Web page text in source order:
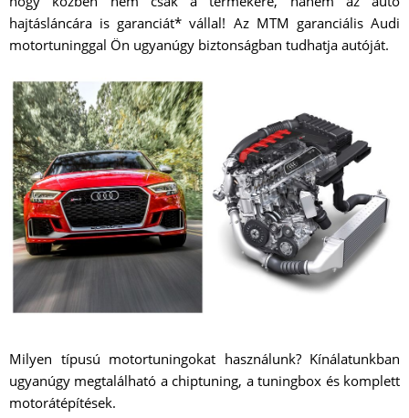
hajtásláncára is garanciát* vállal! Az MTM garanciális Audi
motortuninggal Ön ugyanúgy biztonságban tudhatja autóját.
Milyen típusú motortuningokat használunk? Kínálatunkban
ugyanúgy megtalálható a chiptuning, a tuningbox és komplett
motorátépítések.